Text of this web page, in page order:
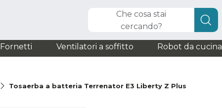
Che cosa stai
cercando?
Fornetti Ventilatori a soffitto Robot da cucina
Tosaerba a batteria Terrenator E3 Liberty Z Plus